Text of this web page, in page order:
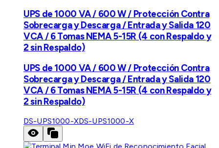
UPS de 1000 VA / 600 W / Protección Contra
Sobrecarga y Descarga / Entrada y Salida 120
VCA / 6 Tomas NEMA 5-15R (4 con Respaldo y
2 sin Respaldo)
UPS de 1000 VA / 600 W / Protección Contra
Sobrecarga y Descarga / Entrada y Salida 120
VCA / 6 Tomas NEMA 5-15R (4 con Respaldo y
2 sin Respaldo)
DS-UPS1000-XDS-UPS1000-X